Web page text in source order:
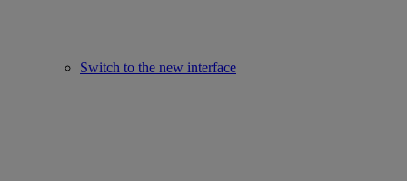
Switch to the new interface